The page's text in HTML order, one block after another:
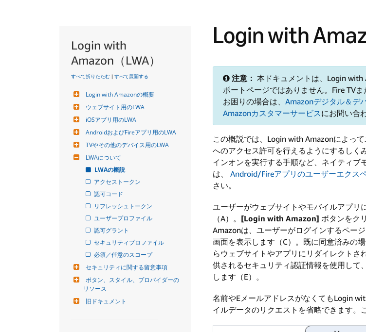
Login with
Amazon（LWA）
すべて折りたたむ | すべて展開する
Login with Amazonの概要
ウェブサイト用のLWA
iOSアプリ用のLWA
AndroidおよびFireアプリ用のLWA
TVやその他のデバイス用のLWA
LWAについて
LWAの概説
アクセストークン
認可コード
リフレッシュトークン
ユーザープロファイル
認可グラント
セキュリティプロファイル
必須／任意のスコープ
セキュリティに関する留意事項
ボタン、スタイル、プロバイダーの
リソース
旧ドキュメント
Login with
注意： 本ドキュメントは、Login with
ポートページではありません。Fire TV
お困りの場合は、 Amazonデジタル＆デ
Amazonカスタマーサービスにお問い合
この概説では、Login with Amazonによっ
へのアクセス許可を行えるようにするしく
インオンを実行する手順など、ネイティブ
は、 Android/Fireアプリのユーザーエクス
さい。
ユーザーがウェブサイトやモバイルアプリ
（A）。 [Login with Amazon] ボタンをク
Amazonは、ユーザーがログインするペー
画面を表示します（C）。既に同意済みの
らウェブサイトやアプリにリダイレクト
供されるセキュリティ認証情報を使用して
します（E）。
名前やEメールアドレスがなくてもLogin
イルデータのリクエストを省略できます。